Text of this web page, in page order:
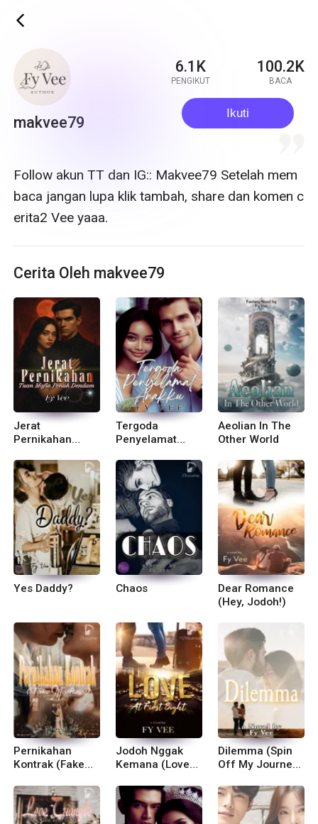
ic_back
makvee79
6.1K
PENGIKUT
100.2K
BACA
Ikuti
Follow akun TT dan IG:: Makvee79 Setelah mem
baca jangan lupa klik tambah, share dan komen c
erita2 Vee yaaa.
Cerita Oleh makvee79
Jerat
Pernikahan
Penuh Dendam
Tergoda
Penyelamat
Aeolian In The
Other World
Yes Daddy? Chaos
Dear Romance
(Hey, Jodoh!)
Pernikahan
Kontrak (Fake
Jodoh Nggak
Kemana (Love
Dilemma (Spin
Off My Journey